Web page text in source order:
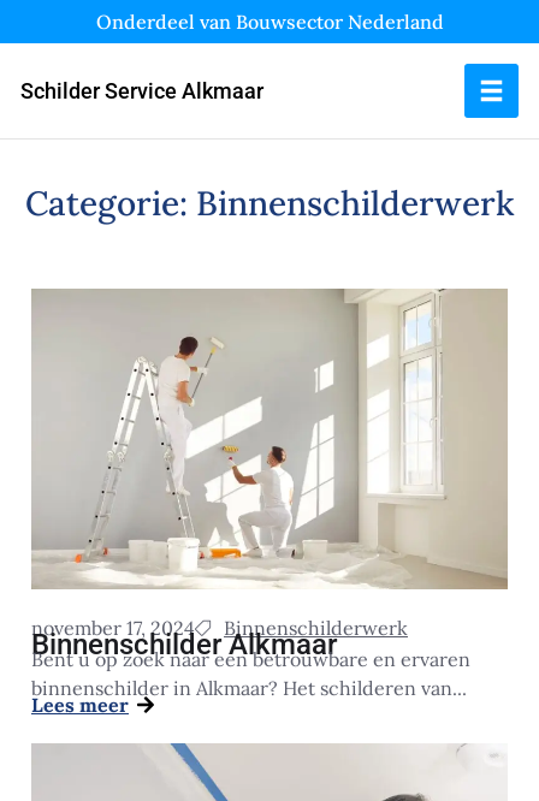
Onderdeel van Bouwsector Nederland
Schilder Service Alkmaar
Categorie: Binnenschilderwerk
november 17, 2024 Binnenschilderwerk
Binnenschilder Alkmaar
Bent u op zoek naar een betrouwbare en ervaren
binnenschilder in Alkmaar? Het schilderen van...
Lees meer